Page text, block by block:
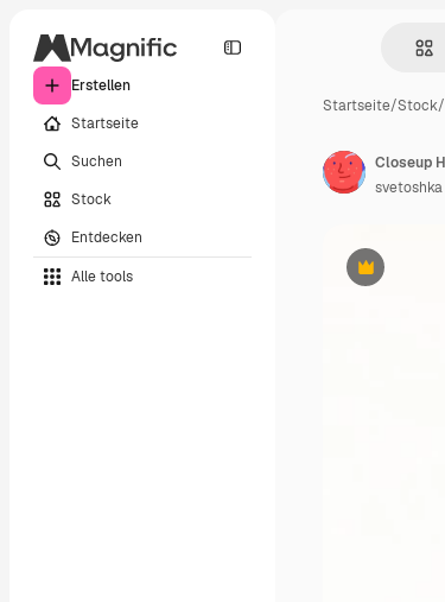
Erstellen
Startseite
Suchen
Stock
Entdecken
Alle tools
Startseite/Stock/
Premium
svetoshka